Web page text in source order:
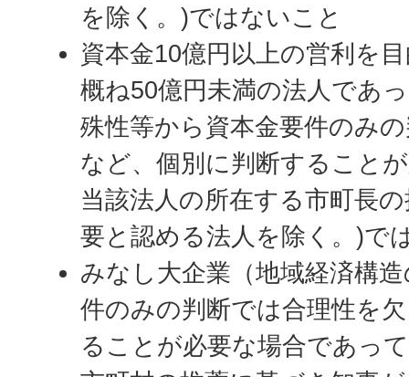
を除く。)ではないこと
資本金10億円以上の営利を
概ね50億円未満の法人であ
殊性等から資本金要件のみ
など、個別に判断すること
当該法人の所在する市町長
要と認める法人を除く。)で
みなし大企業（地域経済構
件のみの判断では合理性を
ることが必要な場合であっ